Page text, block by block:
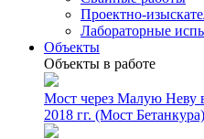
Проектно-
Лабораторные
Объекты
Объекты в работе
Мост через Малую Неву
2018 гг. (Мост